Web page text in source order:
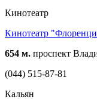
Кинотеатр
Кинотеатр
654 м. проспект
(044) 515-87-81
Кальян